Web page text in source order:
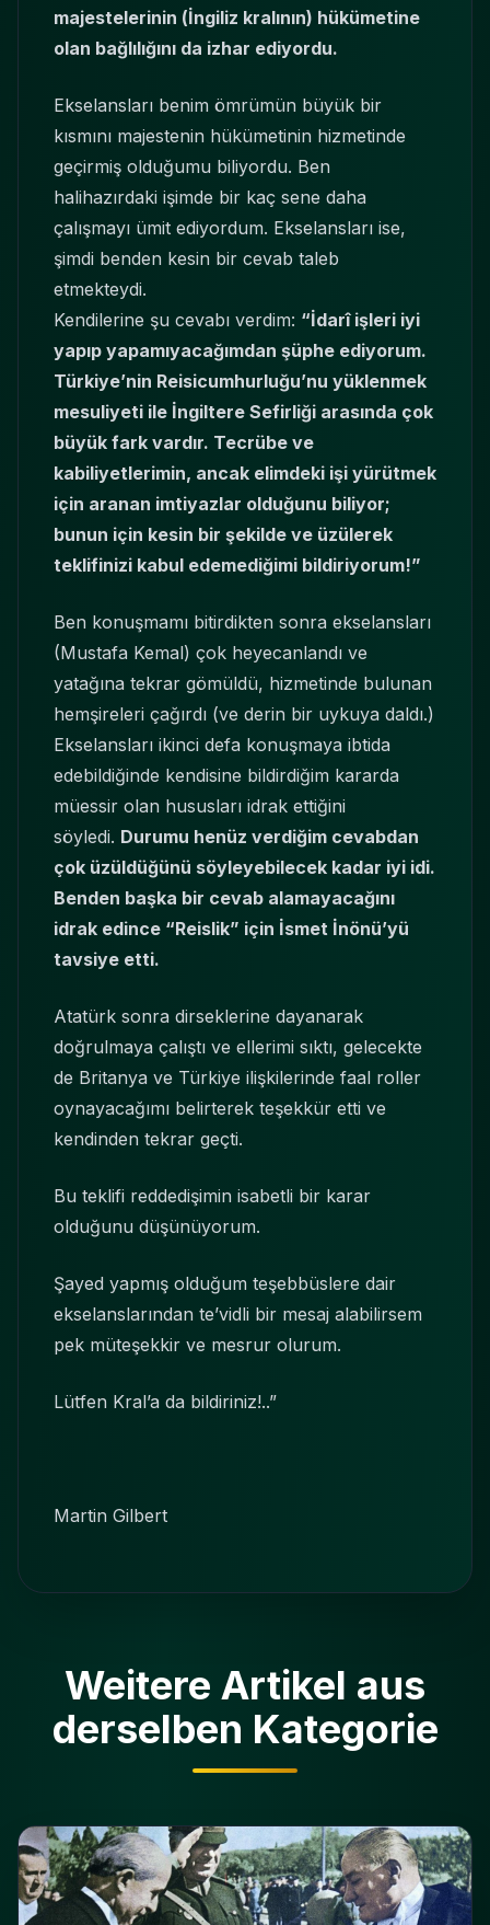
majestelerinin (İngiliz kralının) hükümetine
olan bağlılığını da izhar ediyordu.
Ekselansları benim ömrümün büyük bir
kısmını majestenin hükümetinin hizmetinde
geçirmiş olduğumu biliyordu. Ben
halihazırdaki işimde bir kaç sene daha
çalışmayı ümit ediyordum. Ekselansları ise,
şimdi benden kesin bir cevab taleb
etmekteydi.
Kendilerine şu cevabı verdim: “İdarî işleri iyi
yapıp yapamıyacağımdan şüphe ediyorum.
Türkiye’nin Reisicumhurluğu’nu yüklenmek
mesuliyeti ile İngiltere Sefirliği arasında çok
büyük fark vardır. Tecrübe ve
kabiliyetlerimin, ancak elimdeki işi yürütmek
için aranan imtiyazlar olduğunu biliyor;
bunun için kesin bir şekilde ve üzülerek
teklifinizi kabul edemediğimi bildiriyorum!”
Ben konuşmamı bitirdikten sonra ekselansları
(Mustafa Kemal) çok heyecanlandı ve
yatağına tekrar gömüldü, hizmetinde bulunan
hemşireleri çağırdı (ve derin bir uykuya daldı.)
Ekselansları ikinci defa konuşmaya ibtida
edebildiğinde kendisine bildirdiğim kararda
müessir olan hususları idrak ettiğini
söyledi. Durumu henüz verdiğim cevabdan
çok üzüldüğünü söyleyebilecek kadar iyi idi.
Benden başka bir cevab alamayacağını
idrak edince “Reislik” için İsmet İnönü’yü
tavsiye etti.
Atatürk sonra dirseklerine dayanarak
doğrulmaya çalıştı ve ellerimi sıktı, gelecekte
de Britanya ve Türkiye ilişkilerinde faal roller
oynayacağımı belirterek teşekkür etti ve
kendinden tekrar geçti.
Bu teklifi reddedişimin isabetli bir karar
olduğunu düşünüyorum.
Şayed yapmış olduğum teşebbüslere dair
ekselanslarından te’vidli bir mesaj alabilirsem
pek müteşekkir ve mesrur olurum.
Lütfen Kral’a da bildiriniz!..”
Martin Gilbert
Weitere Artikel aus
derselben Kategorie